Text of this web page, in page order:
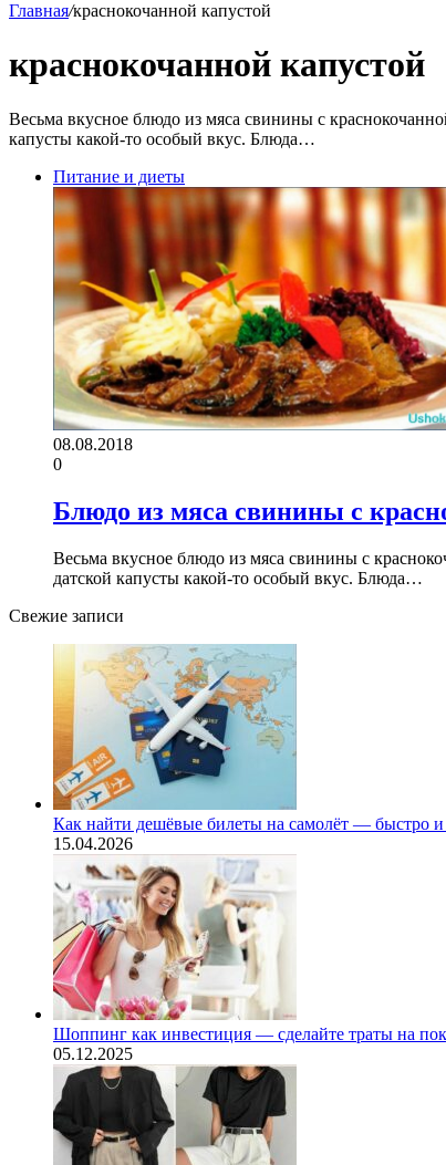
Главная/краснокочанной капустой
краснокочанной капустой
Весьма вкусное блюдо из мяса свинины с
капусты какой-то особый вкус. Блюда…
Питание и диеты
08.08.2018
0
Блюдо из мяса свинины с
Весьма вкусное блюдо из мяса свинины с
датской капусты какой-то особый вкус. Блюда…
Свежие записи
Как найти дешёвые билеты на самолёт — быстро
15.04.2026
Шоппинг как инвестиция — сделайте траты на
05.12.2025